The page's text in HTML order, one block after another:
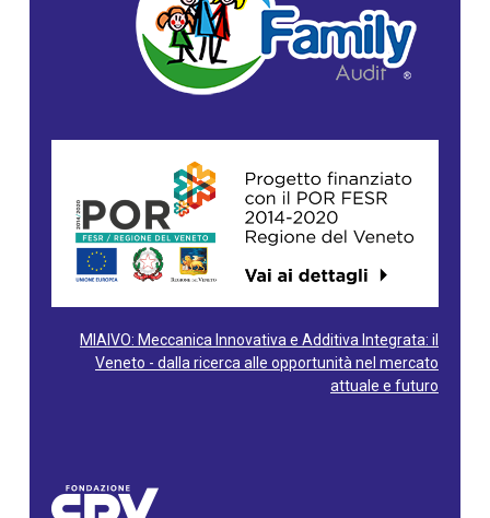
MIAIVO: Meccanica Innovativa e Additiva Integrata: il
Veneto - dalla ricerca alle opportunità nel mercato
attuale e futuro